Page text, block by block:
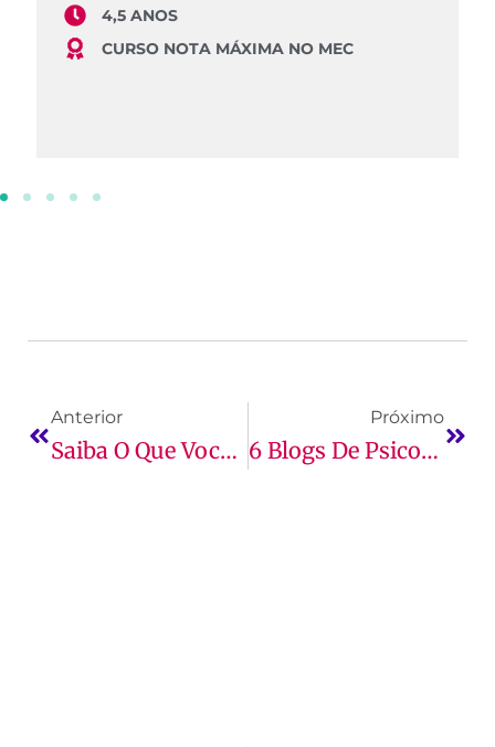
4,5 ANOS
CURSO NOTA MÁXIMA NO MEC
Anterior
Saiba O Que Você Vai Estudar Em Psicologia Quando Entrar Na Faculdade!
Próximo
6 Blogs De Psicologia Para Saber Tudo Sobre A Área!